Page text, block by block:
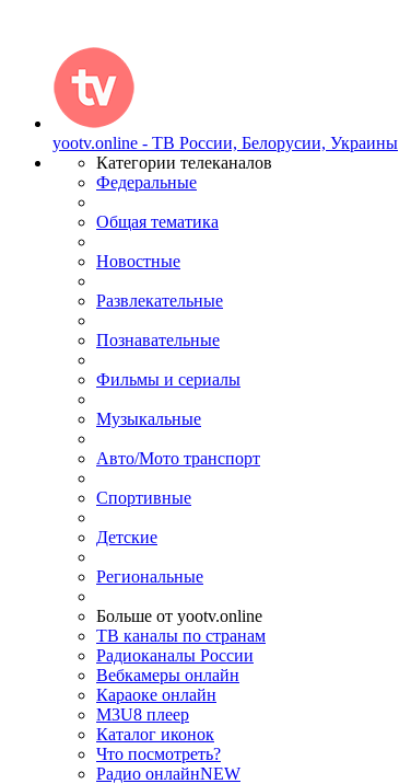
yootv.online - ТВ России, Белорусии, Украины
Категории телеканалов
Федеральные
Общая тематика
Новостные
Развлекательные
Познавательные
Фильмы и сериалы
Музыкальные
Авто/Мото транспорт
Спортивные
Детские
Региональные
Больше от yootv.online
ТВ каналы по странам
Радиоканалы России
Вебкамеры онлайн
Караоке онлайн
M3U8 плеер
Каталог иконок
Что посмотреть?
Радио онлайнNEW